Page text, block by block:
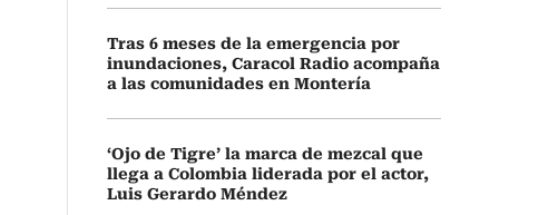
Tras 6 meses de la emergencia por
inundaciones, Caracol Radio acompaña
a las comunidades en Montería
‘Ojo de Tigre’ la marca de mezcal que
llega a Colombia liderada por el actor,
Luis Gerardo Méndez